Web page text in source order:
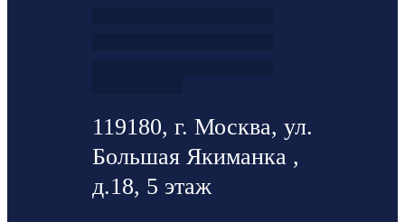
119180, г. Москва, ул.
Большая Якиманка ,
д.18, 5 этаж